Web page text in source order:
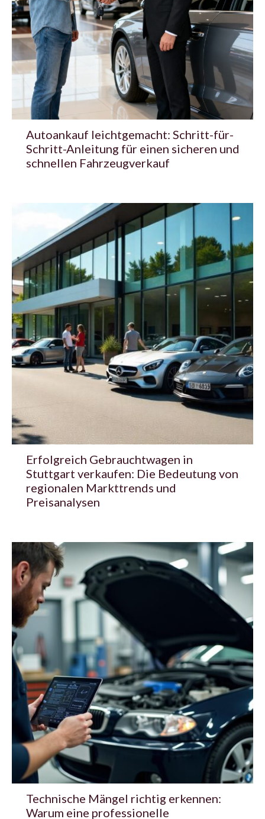
Autoankauf leichtgemacht: Schritt-für-
Schritt-Anleitung für einen sicheren und
schnellen Fahrzeugverkauf
Erfolgreich Gebrauchtwagen in
Stuttgart verkaufen: Die Bedeutung von
regionalen Markttrends und
Preisanalysen
Technische Mängel richtig erkennen:
Warum eine professionelle